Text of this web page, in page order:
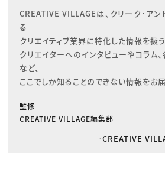
CREATIVE VILLAGEは、クリーク･ア
る
クリエイティブ業界に特化した情報を扱う
クリエイターへのインタビューやコラム
など、
ここでしか知ることのできない情報をお届
監修
CREATIVE VILLAGE編集部
CREATIVE